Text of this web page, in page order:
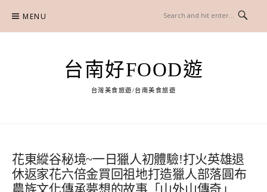
content
MENU
台南好FOOD遊
台灣美食旅遊/台南美食旅遊
花東縱谷秘境~一日獵人初體驗!打火英雄退
休返家花六倍金買回祖地打造獵人部落圓布
農族文化傳承夢想的故事「山外山傳奇」